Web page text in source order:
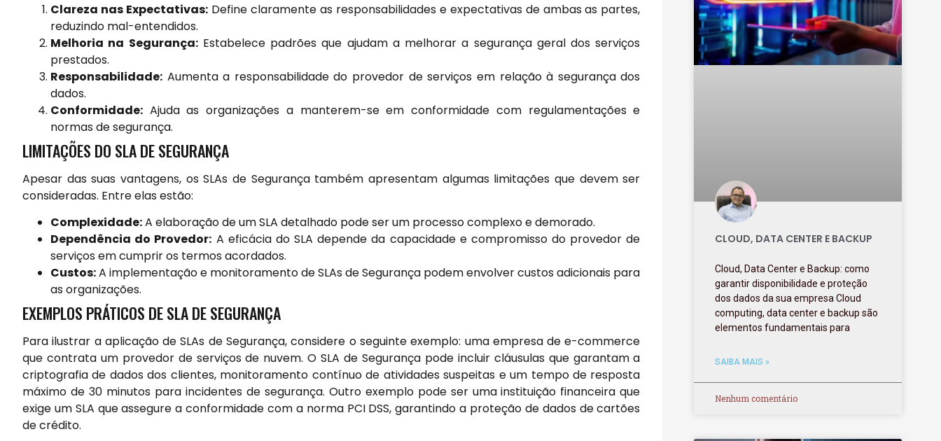
Clareza nas Expectativas:Define claramente as responsabilidades e expectativas de ambas as partes,
reduzindo mal-entendidos.
Melhoria na Segurança:Estabelece padrões que ajudam a melhorar a segurança geral dos serviços
prestados.
Responsabilidade: Aumenta a responsabilidade do provedor de serviços em relação à segurança dos
dados.
Conformidade: Ajuda as organizações a manterem-se em conformidade com regulamentações e
normas de segurança.
LIMITAÇÕES DO SLA DE SEGURANÇA
Apesar das suas vantagens, os SLAs de Segurança também apresentam algumas limitações que devem ser
consideradas. Entre elas estão:
Complexidade:A elaboração de um SLA detalhado pode ser um processo complexo e demorado.
Dependência do Provedor: A eficácia do SLA depende da capacidade e compromisso do provedor de
serviços em cumprir os termos acordados.
Custos:A implementação e monitoramento de SLAs de Segurança podem envolver custos adicionais para
as organizações.
EXEMPLOS PRÁTICOS DE SLA DE SEGURANÇA
Para ilustrar a aplicação de SLAs de Segurança, considere o seguinte exemplo: uma empresa de e-commerce
que contrata um provedor de serviços de nuvem. O SLA de Segurança pode incluir cláusulas que garantam a
criptografia de dados dos clientes, monitoramento contínuo de atividades suspeitas e um tempo de resposta
máximo de 30 minutos para incidentes de segurança. Outro exemplo pode ser uma instituição financeira que
exige um SLA que assegure a conformidade com a norma PCI DSS, garantindo a proteção de dados de cartões
de crédito.
CLOUD, DATA CENTER E BACKUP
Cloud, Data Center e Backup: como
garantir disponibilidade e proteção
dos dados da sua empresa Cloud
computing, data center e backup são
elementos fundamentais para
SAIBA MAIS »
Nenhum comentário